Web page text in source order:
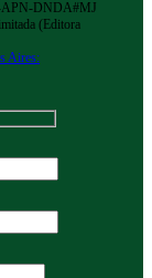
APN-DNDA#MJ
(Editora
Aires: